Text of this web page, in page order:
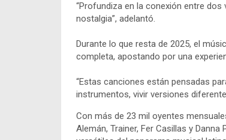
“Profundiza en la conexión entre
nostalgia”, adelantó.
Durante lo que resta de 2025, el
completa, apostando por una
“Estas canciones están pensadas
instrumentos, vivir versiones
Con más de 23 mil oyentes
Alemán, Trainer, Fer Casillas y